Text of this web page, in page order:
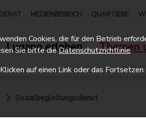
MEDIENBEREICH QUARTIERE
Lugano erleben Themen
Sozialbegleitungsdienst
Cookies, die für den Betrieb
Sie bitte dieDatenschutzrichtlinie.
auf einen Link oder das